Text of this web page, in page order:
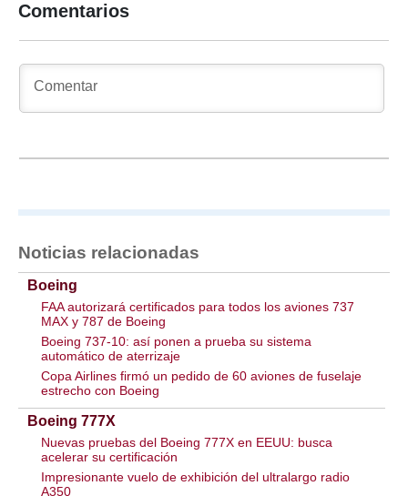
Comentarios
Noticias relacionadas
Boeing
FAA autorizará certificados para todos los aviones 737
MAX y 787 de Boeing
Boeing 737-10: así ponen a prueba su sistema
automático de aterrizaje
Copa Airlines firmó un pedido de 60 aviones de fuselaje
estrecho con Boeing
Boeing 777X
Nuevas pruebas del Boeing 777X en EEUU: busca
acelerar su certificación
Impresionante vuelo de exhibición del ultralargo radio
A350